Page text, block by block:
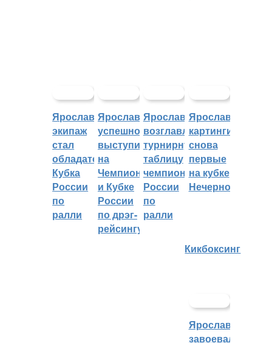
Ярославский
экипаж
стал
обладателем
Кубка
России
по
ралли
Ярославцы
успешно
выступили
на
Чемпионате
и Кубке
России
по дрэг-
рейсингу
Ярославцы
возглавляют
турнирную
таблицу
чемпионата
России
по
ралли
Ярославские
картингисты
снова
первые
на кубке
Нечерноземья
Кикбоксинг
Ярославцы
завоевали